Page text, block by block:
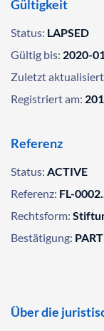
Gültigkeit
Status: LAPSED
Gültig bis: 2020-
Zuletzt
Registriert am:
Referenz
Status: ACTIVE
Referenz: FL-
Rechtsform:
Bestätigung:
Über die